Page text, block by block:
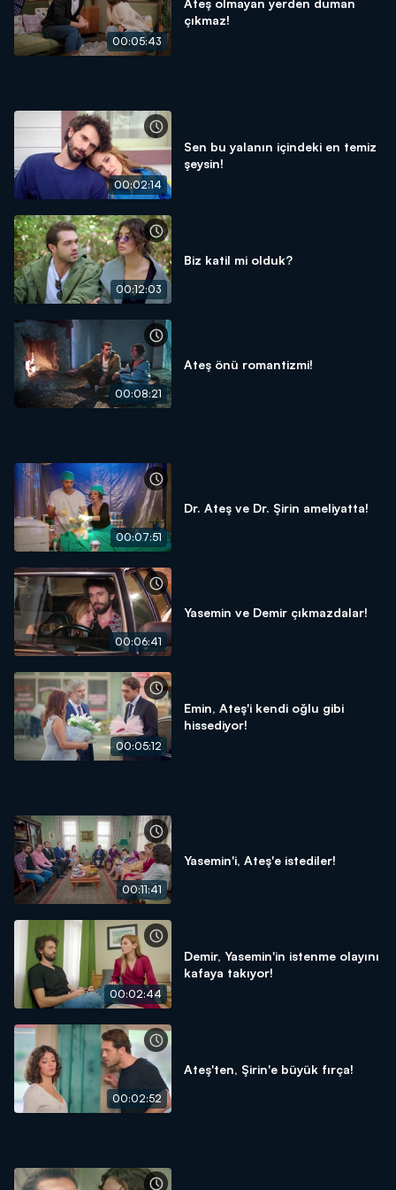
00:05:43
Ateş olmayan yerden duman
çıkmaz!
00:02:14
Sen bu yalanın içindeki en temiz
şeysin!
00:12:03
Biz katil mi olduk?
00:08:21
Ateş önü romantizmi!
00:07:51
Dr. Ateş ve Dr. Şirin ameliyatta!
00:06:41
Yasemin ve Demir çıkmazdalar!
00:05:12
Emin, Ateş'i kendi oğlu gibi
hissediyor!
00:11:41
Yasemin'i, Ateş'e istediler!
00:02:44
Demir, Yasemin'in istenme olayını
kafaya takıyor!
00:02:52
Ateş'ten, Şirin'e büyük fırça!